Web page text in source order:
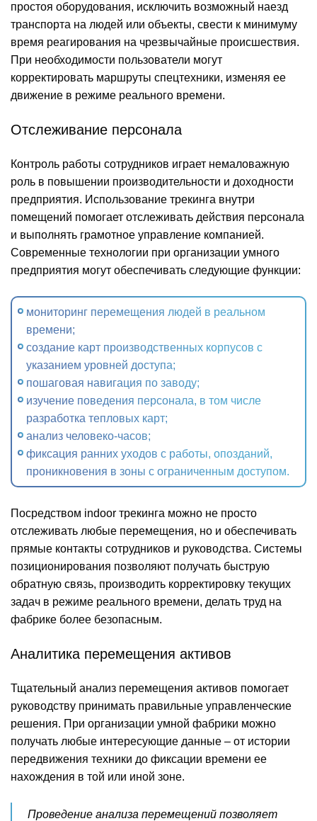
простоя оборудования, исключить возможный наезд
транспорта на людей или объекты, свести к минимуму
время реагирования на чрезвычайные происшествия.
При необходимости пользователи могут
корректировать маршруты спецтехники, изменяя ее
движение в режиме реального времени.
Отслеживание персонала
Контроль работы сотрудников играет немаловажную
роль в повышении производительности и доходности
предприятия. Использование трекинга внутри
помещений помогает отслеживать действия персонала
и выполнять грамотное управление компанией.
Современные технологии при организации умного
предприятия могут обеспечивать следующие функции:
мониторинг перемещения людей в реальном
времени;
создание карт производственных корпусов с
указанием уровней доступа;
пошаговая навигация по заводу;
изучение поведения персонала, в том числе
разработка тепловых карт;
анализ человеко-часов;
фиксация ранних уходов с работы, опозданий,
проникновения в зоны с ограниченным доступом.
Посредством indoor трекинга можно не просто
отслеживать любые перемещения, но и обеспечивать
прямые контакты сотрудников и руководства. Системы
позиционирования позволяют получать быструю
обратную связь, производить корректировку текущих
задач в режиме реального времени, делать труд на
фабрике более безопасным.
Аналитика перемещения активов
Тщательный анализ перемещения активов помогает
руководству принимать правильные управленческие
решения. При организации умной фабрики можно
получать любые интересующие данные – от истории
передвижения техники до фиксации времени ее
нахождения в той или иной зоне.
Проведение анализа перемещений позволяет